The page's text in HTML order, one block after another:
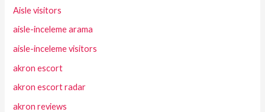
Aisle visitors
aisle-inceleme arama
aisle-inceleme visitors
akron escort
akron escort radar
akron reviews